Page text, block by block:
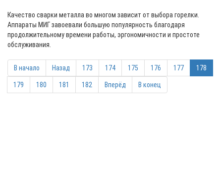
Качество сварки металла во многом зависит от выбора горелки.
Аппараты МИГ завоевали большую популярность благодаря
продолжительному времени работы, эргономичности и простоте
обслуживания.
В начало Назад 173 174 175 176 177 178
179 180 181 182 Вперёд В конец